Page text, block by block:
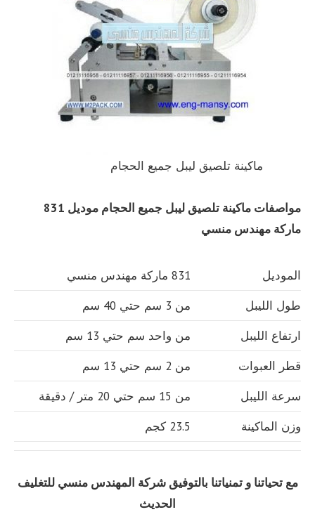
ماكينة تلصيق ليبل جميع الحجام
مواصفات ماكينة تلصيق ليبل جميع الحجام
موديل 831
ماركة مهندس منسي
الموديل
831 ماركة مهندس منسي
طول الليبل
من 3 سم حتي 40 سم
ارتفاع الليبل
من واحد سم حتي 13 سم
قطر العبوات
من 2 سم حتي 13 سم
سرعة الليبل
من 15 سم حتي 20 متر / دقيقة
وزن الماكينة
23.5 كجم
مع تحياتنا و تمنياتنا بالتوفيق شركة المهندس منسي للتغليف
الحديث